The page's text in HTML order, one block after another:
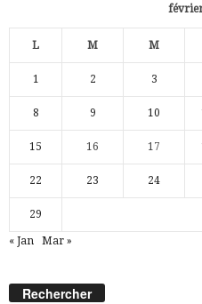
L M M
1 2 3
8 9 10
15 16 17
22 23 24
29
« Jan Mar »
Rechercher